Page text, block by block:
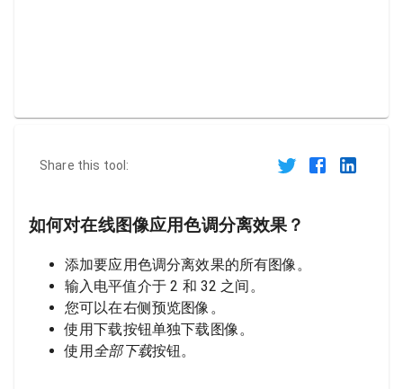
Share this tool:
如何对在线图像应用色调分离效果？
添加要应用色调分离效果的所有图像。
输入电平值介于 2 和 32 之间。
您可以在右侧预览图像。
使用下载按钮单独下载图像。
使用 全部下载按钮。